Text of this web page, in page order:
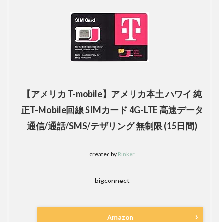
【アメリカ T-mobile】アメリカ本土 ハワイ 純
正T-Mobile回線 SIMカード 4G-LTE 高速データ
通信/通話/SMS/テザリング 無制限 (15日間)
created by Rinker
bigconnect
Amazon